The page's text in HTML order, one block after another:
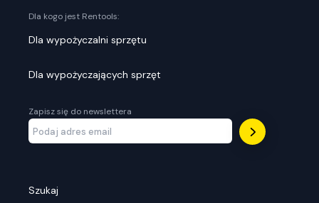
Dla kogo jest Rentools:
Dla wypożyczalni sprzętu
Dla wypożyczających sprzęt
Zapisz się do newslettera
Szukaj